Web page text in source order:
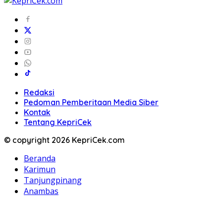
Redaksi
Pedoman Pemberitaan Media Siber
Kontak
Tentang KepriCek
© copyright 2026 KepriCek.com
Beranda
Karimun
Tanjungpinang
Anambas